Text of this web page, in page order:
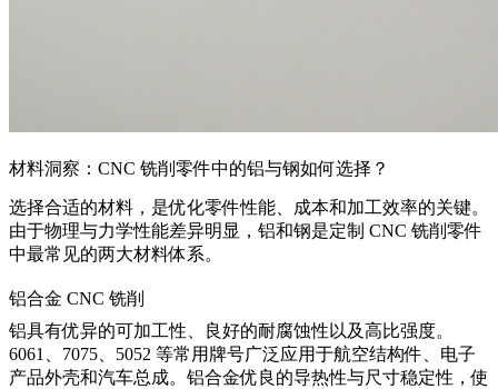
材料洞察：CNC 铣削零件中的铝与钢如何选择？
选择合适的材料，是优化零件性能、成本和加工效率的关键。
由于物理与力学性能差异明显，铝和钢是定制 CNC 铣削零件
中最常见的两大材料体系。
铝合金 CNC 铣削
铝具有优异的可加工性、良好的耐腐蚀性以及高比强度。
6061、7075、5052 等常用牌号广泛应用于航空结构件、电子
产品外壳和汽车总成。铝合金优良的导热性与尺寸稳定性，使